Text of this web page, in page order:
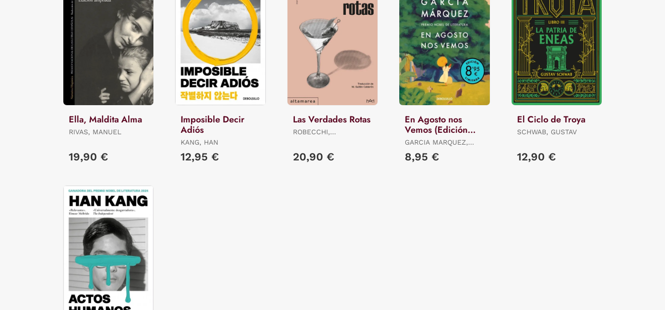
Ella, Maldita Alma
RIVAS, MANUEL
19,90 €
Imposible Decir
Adiós
KANG, HAN
12,95 €
Las Verdades Rotas
ROBECCHI,
20,90 €
En Agosto nos
Vemos (Edición
Limitada)
GARCIA MARQUEZ,
8,95 €
El Ciclo de Troya
SCHWAB, GUSTAV
12,90 €